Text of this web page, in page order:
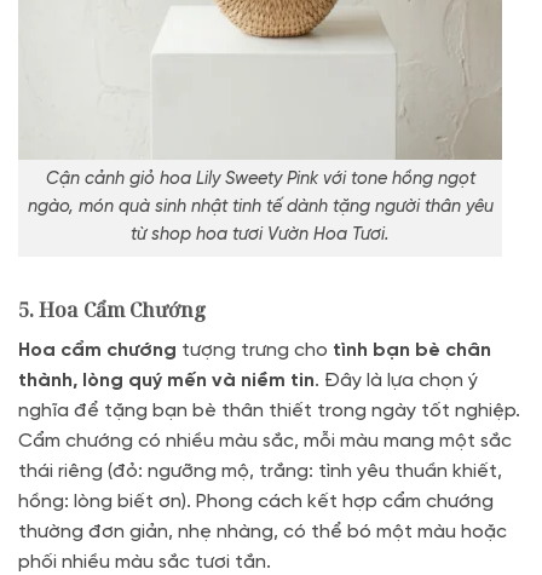
Cận cảnh giỏ hoa Lily Sweety Pink với tone hồng ngọt
ngào, món quà sinh nhật tinh tế dành tặng người thân yêu
từ shop hoa tươi Vườn Hoa Tươi.
5. Hoa Cẩm Chướng
Hoa cẩm chướng tượng trưng cho tình bạn bè chân
thành, lòng quý mến và niềm tin. Đây là lựa chọn ý
nghĩa để tặng bạn bè thân thiết trong ngày tốt nghiệp.
Cẩm chướng có nhiều màu sắc, mỗi màu mang một sắc
thái riêng (đỏ: ngưỡng mộ, trắng: tình yêu thuần khiết,
hồng: lòng biết ơn). Phong cách kết hợp cẩm chướng
thường đơn giản, nhẹ nhàng, có thể bó một màu hoặc
phối nhiều màu sắc tươi tắn.